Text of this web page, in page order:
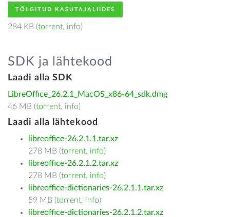
TÕLGITUD KASUTAJALIIDES
284 KB (torrent, info)
SDK ja lähtekood
Laadi alla SDK
LibreOffice_26.2.1_MacOS_x86-64_sdk.dmg
46 MB (torrent, info)
Laadi alla lähtekood
libreoffice-26.2.1.1.tar.xz
278 MB (torrent, info)
libreoffice-26.2.1.2.tar.xz
278 MB (torrent, info)
libreoffice-dictionaries-26.2.1.1.tar.xz
59 MB (torrent, info)
libreoffice-dictionaries-26.2.1.2.tar.xz